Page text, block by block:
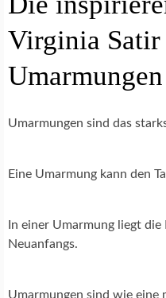
Virginia Satir
Umarmungen sind das
Eine Umarmung kann den
In einer Umarmung liegt
Neuanfangs.
Umarmungen sind wie eine